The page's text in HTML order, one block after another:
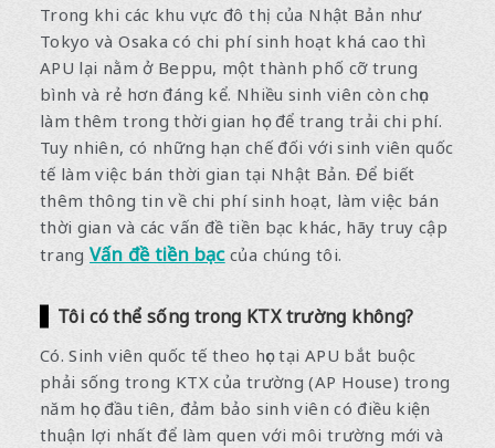
Trong khi các khu vực đô thị của Nhật Bản như
Tokyo và Osaka có chi phí sinh hoạt khá cao thì
APU lại nằm ở Beppu, một thành phố cỡ trung
bình và rẻ hơn đáng kể. Nhiều sinh viên còn chọn
làm thêm trong thời gian học để trang trải chi phí.
Tuy nhiên, có những hạn chế đối với sinh viên quốc
tế làm việc bán thời gian tại Nhật Bản. Để biết
thêm thông tin về chi phí sinh hoạt, làm việc bán
thời gian và các vấn đề tiền bạc khác, hãy truy cập
trangVấn đề tiền bạccủa chúng tôi.
Tôi có thể sống trong KTX trường không?
Có. Sinh viên quốc tế theo học tại APU bắt buộc
phải sống trong KTX của trường (AP House) trong
năm học đầu tiên, đảm bảo sinh viên có điều kiện
thuận lợi nhất để làm quen với môi trường mới và